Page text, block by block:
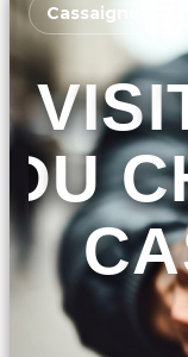
Cassaigne
DU